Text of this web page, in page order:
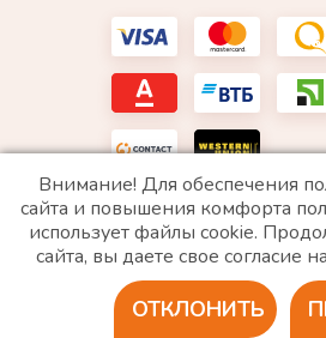
*WhatsApp принадлежит компании Meta, которая
РФ
2020 © Все права
Разработка сайта
Внимание! Для обеспечения
сайта и повышения комфорта
использует файлы cookie.
сайта, вы даете свое согласие
ОТКЛОНИТЬ